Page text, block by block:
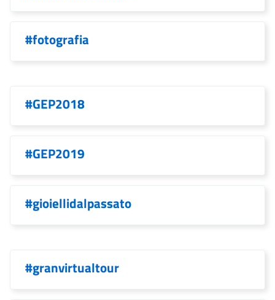
#fotografia
#GEP2018
#GEP2019
#gioiellidalpassato
#granvirtualtour